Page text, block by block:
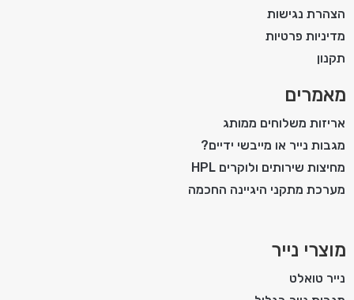
הצהרת נגישות
מדיניות פרטיות
תקנון
מאמרים
אריזות משלוחים ממותג
מגבות נייר או מייבשי ידיים?
מחיצות שירותים ולוקרים HPL
מערכת מתקני היגיינה החכמה
מוצרי נייר
נייר טואלט